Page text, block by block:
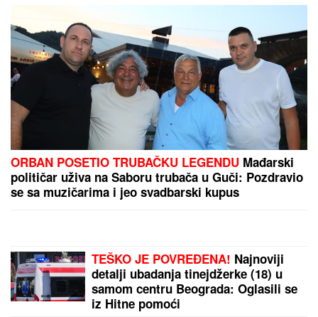
pakao za američke nosače aviona
Sutra je SVETI PANTELEJMON, zaštitnik lekara i
vozača: Na njegov praznik ovo nikako ne radite -